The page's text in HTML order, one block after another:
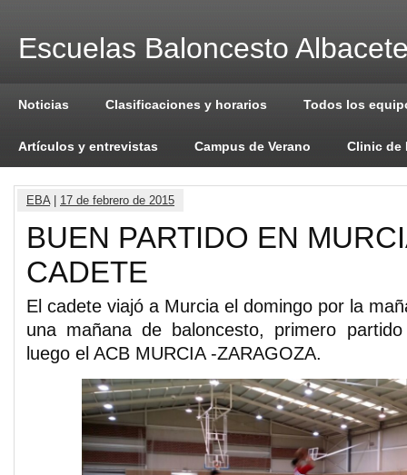
Escuelas Baloncesto
Noticias Clasificaciones y horarios Todos los
Artículos y entrevistas Campus de Verano Clinic de
EBA| 17 de febrero de 2015
BUEN PARTIDO EN
CADETE
El cadete viajó a Murcia el domingo por la
una mañana de baloncesto, primero
luego el ACB MURCIA -ZARAGOZA.